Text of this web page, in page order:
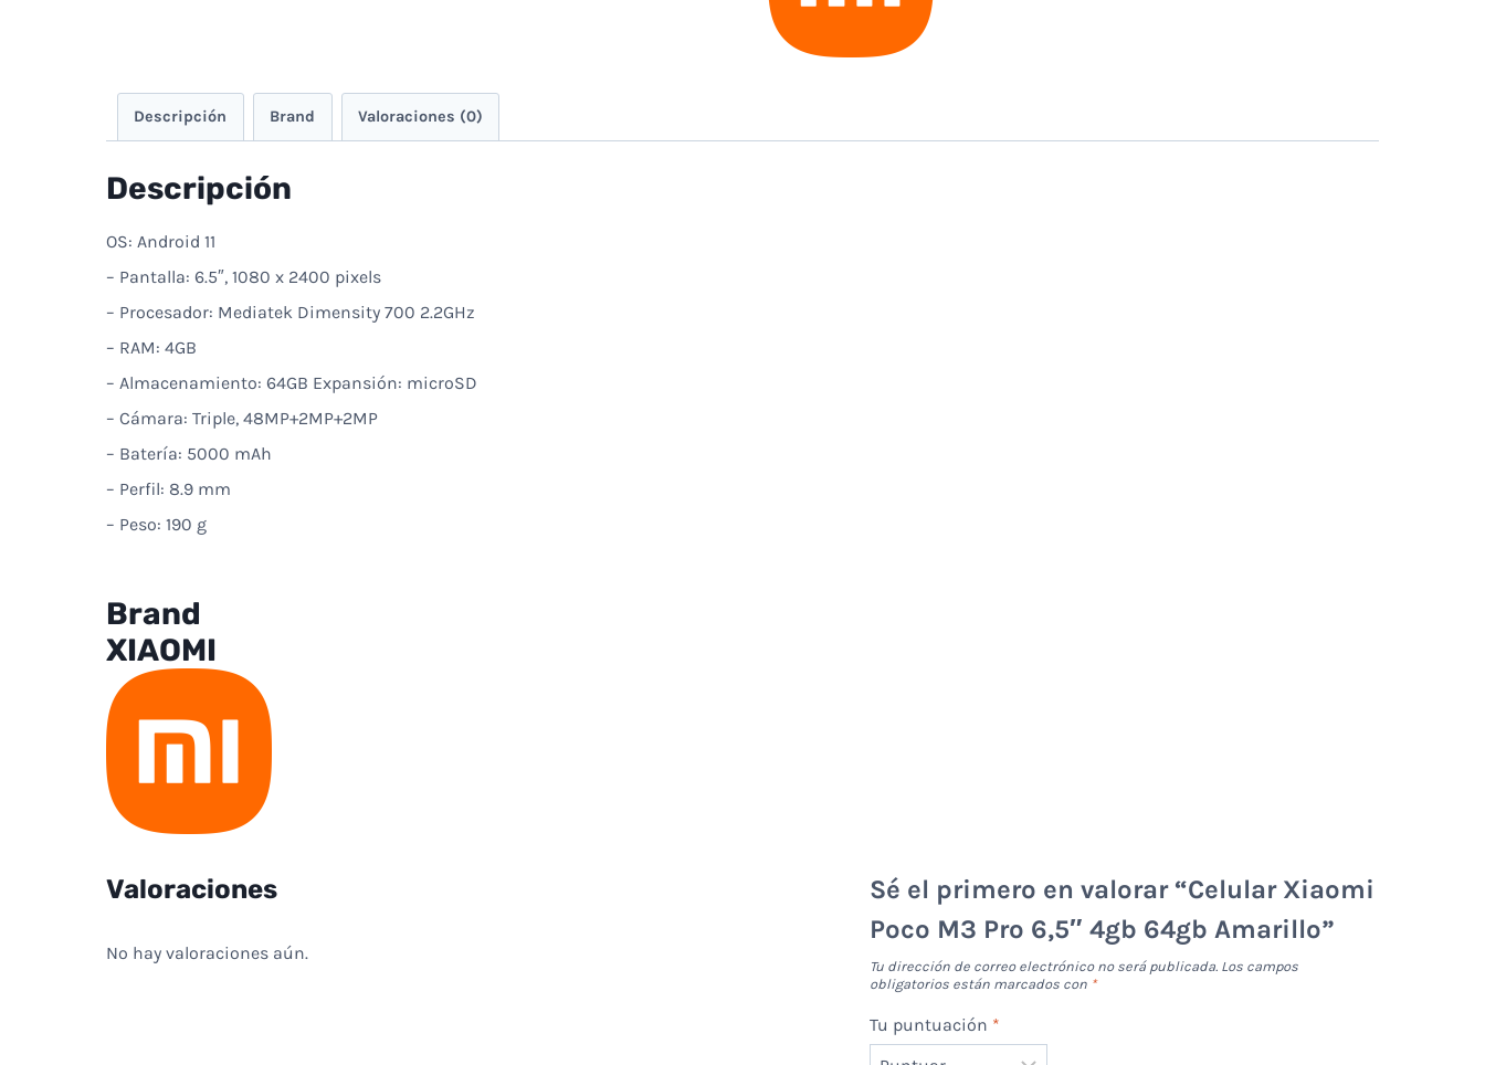
Descripción Brand Valoraciones (0)
Descripción
OS: Android 11
– Pantalla: 6.5″, 1080 x 2400 pixels
– Procesador: Mediatek Dimensity 700 2.2GHz
– RAM: 4GB
– Almacenamiento: 64GB Expansión: microSD
– Cámara: Triple, 48MP+2MP+2MP
– Batería: 5000 mAh
– Perfil: 8.9 mm
– Peso: 190 g
Brand
XIAOMI
Valoraciones
No hay valoraciones aún.
Sé el primero en valorar “Celular Xiaomi
Poco M3 Pro 6,5″ 4gb 64gb Amarillo”
Tu dirección de correo electrónico no será publicada. Los campos
obligatorios están marcados con *
Tu puntuación *